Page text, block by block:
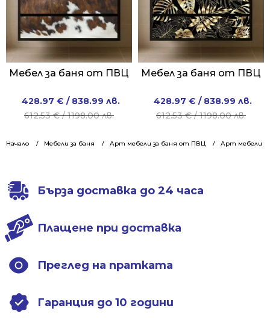
Начало Мебели за баня Арт мебели за баня от ПВЦ Арт мебели
Мебел за баня от ПВЦ
612.53€/ 1198.00 лв.
Original
price
612.53 €
428.97 € / 838.99 лв.
Current
price
428.97 €
Мебел за баня от ПВЦ
612.53€/ 1198.00 лв.
Original
price
612.53 €
428.97 € / 838.99 лв.
Current
price
428.97 €
Бърза доставка до 24 часа
Плащене при доставка
Преглед на пратката
Гаранция до 10 години